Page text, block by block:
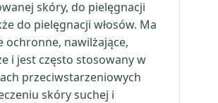
skóry, do pielęgnacji
do pielęgnacji włosów. Ma
ochronne, nawilżające,
i jest często stosowany w
przeciwstarzeniowych
skóry suchej i